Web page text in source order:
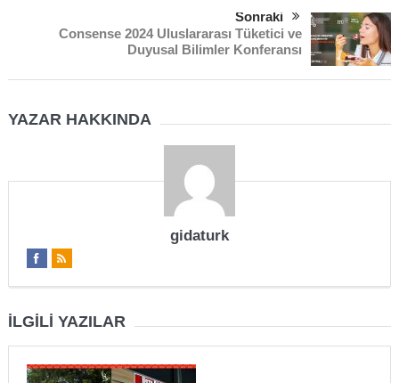
Sonraki
Consense 2024 Uluslararası Tüketici ve
Duyusal Bilimler Konferansı
YAZAR HAKKINDA
gidaturk
İLGILI YAZILAR